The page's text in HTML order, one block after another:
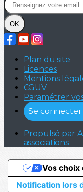
OK
Plan du site
Licences
Mentions
CGUV
Paramétrer
Se connecter
Propulsé par
associations
Notification lors
Vos choix